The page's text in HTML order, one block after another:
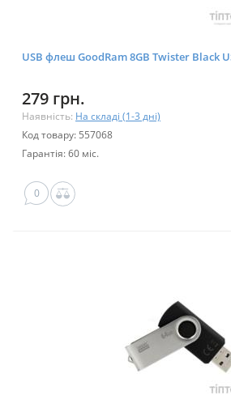
USB флеш GoodRam 8GB Twister Black
279 грн.
Наявність: На складі (1-3 дні)
Код товару: 557068
Гарантія: 60 міс.
0